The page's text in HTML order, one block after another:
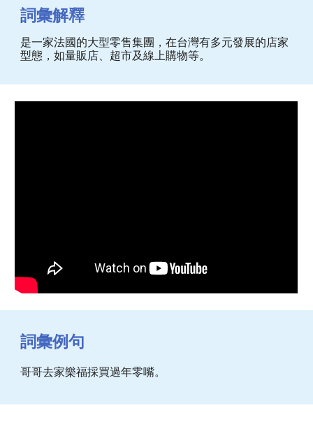
詞彙解釋
是一家法國的大型零售集團，在台灣有多元發展的店家
型態，如量販店、超市及線上購物等。
詞彙例句
哥哥去家樂福採買過年零嘴。